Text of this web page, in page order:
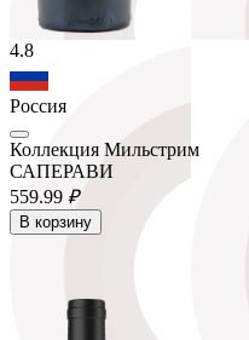
4.8
Россия
Коллекция Мильстрим
САПЕРАВИ
559.99 ₽
В корзину